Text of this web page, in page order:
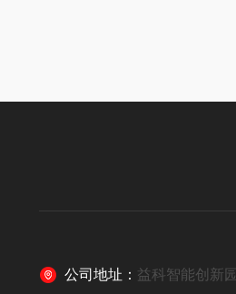
公司地址： 益科智能创新园